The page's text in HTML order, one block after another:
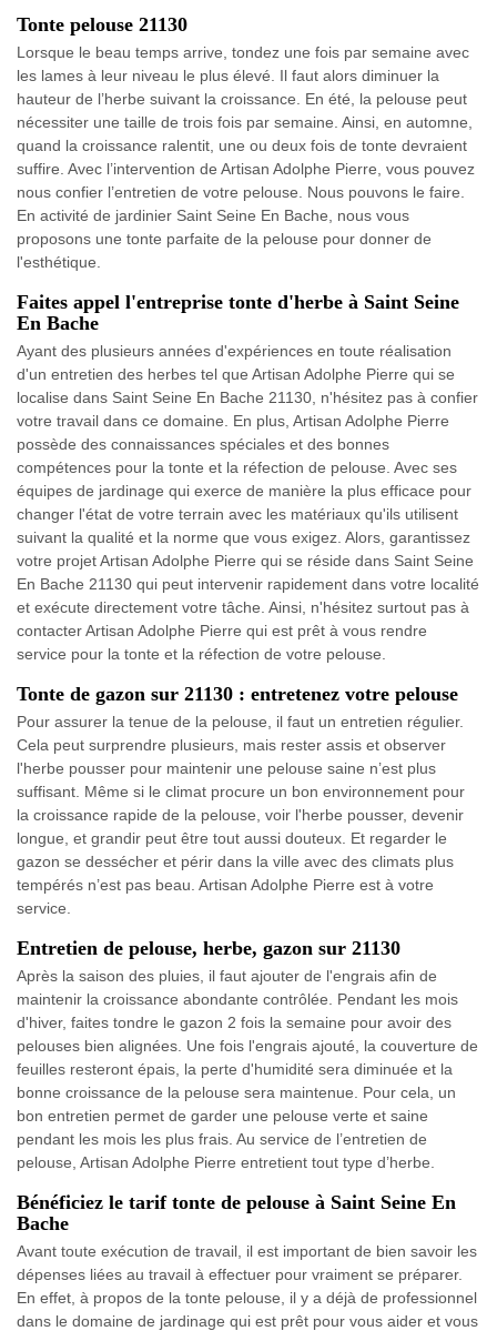
Tonte pelouse 21130
Lorsque le beau temps arrive, tondez une fois par semaine avec
les lames à leur niveau le plus élevé. Il faut alors diminuer la
hauteur de l’herbe suivant la croissance. En été, la pelouse peut
nécessiter une taille de trois fois par semaine. Ainsi, en automne,
quand la croissance ralentit, une ou deux fois de tonte devraient
suffire. Avec l’intervention de Artisan Adolphe Pierre, vous pouvez
nous confier l’entretien de votre pelouse. Nous pouvons le faire.
En activité de jardinier Saint Seine En Bache, nous vous
proposons une tonte parfaite de la pelouse pour donner de
l'esthétique.
Faites appel l'entreprise tonte d'herbe à Saint Seine
En Bache
Ayant des plusieurs années d'expériences en toute réalisation
d'un entretien des herbes tel que Artisan Adolphe Pierre qui se
localise dans Saint Seine En Bache 21130, n'hésitez pas à confier
votre travail dans ce domaine. En plus, Artisan Adolphe Pierre
possède des connaissances spéciales et des bonnes
compétences pour la tonte et la réfection de pelouse. Avec ses
équipes de jardinage qui exerce de manière la plus efficace pour
changer l'état de votre terrain avec les matériaux qu'ils utilisent
suivant la qualité et la norme que vous exigez. Alors, garantissez
votre projet Artisan Adolphe Pierre qui se réside dans Saint Seine
En Bache 21130 qui peut intervenir rapidement dans votre localité
et exécute directement votre tâche. Ainsi, n'hésitez surtout pas à
contacter Artisan Adolphe Pierre qui est prêt à vous rendre
service pour la tonte et la réfection de votre pelouse.
Tonte de gazon sur 21130 : entretenez votre pelouse
Pour assurer la tenue de la pelouse, il faut un entretien régulier.
Cela peut surprendre plusieurs, mais rester assis et observer
l'herbe pousser pour maintenir une pelouse saine n’est plus
suffisant. Même si le climat procure un bon environnement pour
la croissance rapide de la pelouse, voir l'herbe pousser, devenir
longue, et grandir peut être tout aussi douteux. Et regarder le
gazon se dessécher et périr dans la ville avec des climats plus
tempérés n’est pas beau. Artisan Adolphe Pierre est à votre
service.
Entretien de pelouse, herbe, gazon sur 21130
Après la saison des pluies, il faut ajouter de l'engrais afin de
maintenir la croissance abondante contrôlée. Pendant les mois
d'hiver, faites tondre le gazon 2 fois la semaine pour avoir des
pelouses bien alignées. Une fois l'engrais ajouté, la couverture de
feuilles resteront épais, la perte d'humidité sera diminuée et la
bonne croissance de la pelouse sera maintenue. Pour cela, un
bon entretien permet de garder une pelouse verte et saine
pendant les mois les plus frais. Au service de l’entretien de
pelouse, Artisan Adolphe Pierre entretient tout type d’herbe.
Bénéficiez le tarif tonte de pelouse à Saint Seine En
Bache
Avant toute exécution de travail, il est important de bien savoir les
dépenses liées au travail à effectuer pour vraiment se préparer.
En effet, à propos de la tonte pelouse, il y a déjà de professionnel
dans le domaine de jardinage qui est prêt pour vous aider et vous